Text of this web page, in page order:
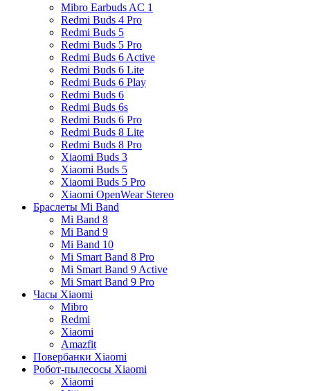
Mibro Earbuds AC 1
Redmi Buds 4 Pro
Redmi Buds 5
Redmi Buds 5 Pro
Redmi Buds 6 Active
Redmi Buds 6 Lite
Redmi Buds 6 Play
Redmi Buds 6
Redmi Buds 6s
Redmi Buds 6 Pro
Redmi Buds 8 Lite
Redmi Buds 8 Pro
Xiaomi Buds 3
Xiaomi Buds 5
Xiaomi Buds 5 Pro
Xiaomi OpenWear Stereo
Браслеты Mi Band
Mi Band 8
Mi Band 9
Mi Band 10
Mi Smart Band 8 Pro
Mi Smart Band 9 Active
Mi Smart Band 9 Pro
Часы Xiaomi
Mibro
Redmi
Xiaomi
Amazfit
Повербанки Xiaomi
Робот-пылесосы Xiaomi
Xiaomi